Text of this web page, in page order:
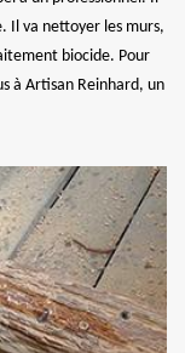
Il va nettoyer les murs,
biocide. Pour
à Artisan Reinhard, un